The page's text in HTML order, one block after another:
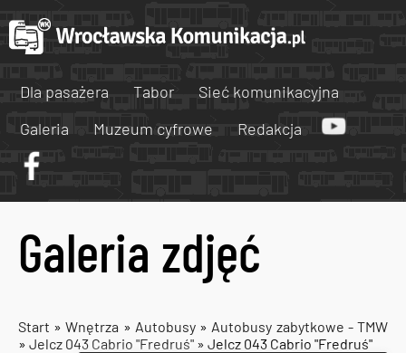
Dla pasażera Tabor
Sieć komunikacyjna
Galeria
Muzeum cyfrowe Redakcja
Galeria zdjęć
Start »Wnętrza » Autobusy» Autobusy zabytkowe - TMW
» Jelcz 043 Cabrio "Fredruś" » Jelcz 043 Cabrio "Fredruś"